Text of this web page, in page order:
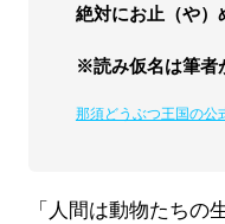
絶対にお止（や）
※読み仮名は筆者
那須どうぶつ王国の公
「人間は動物たちの